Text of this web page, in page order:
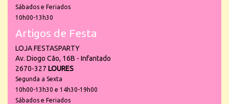
Sábados e Feriados
10h00-13h30
Artigos de Festa
LOJA FESTASPARTY
Av. Diogo Cão, 16B - Infantado
2670-327 LOURES
Segunda a Sexta
10h00-13h30 e 14h30-19h00
Sábados e Feriados